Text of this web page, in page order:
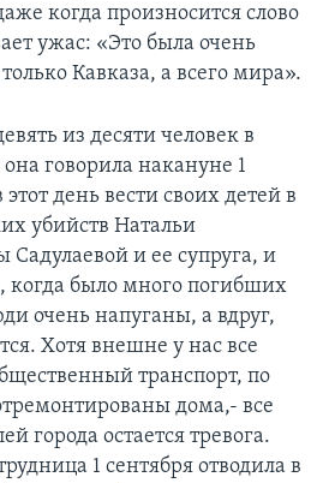
когда произносится слово
ужас: «Это была очень
Кавказа, а всего мира».
из десяти человек в
говорила накануне 1
день вести своих детей в
убийств Натальи
и ее супруга, и
когда было много погибших
очень напуганы, а вдруг,
Хотя внешне у нас все
транспорт, по
дома,- все
города остается тревога.
1 сентября отводила в